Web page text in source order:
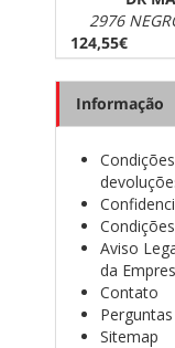
2976
124,55€
Informação
Aviso
da
Contato
Sitemap